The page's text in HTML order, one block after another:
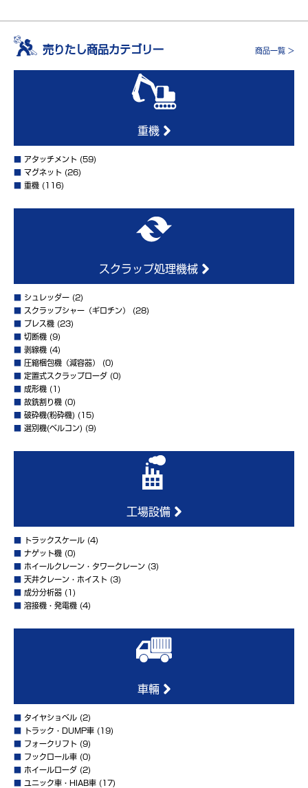
売りたし商品カテゴリー 商品一覧 >
重機
アタッチメント (59)
マグネット (26)
重機 (116)
スクラップ処理機械
シュレッダー (2)
スクラップシャー（ギロチン）
(28)
プレス機 (23)
切断機 (9)
剥線機 (4)
圧縮梱包機（減容器）
(0)
定置式スクラップローダ (0)
成形機 (1)
故銑割り機 (0)
破砕機(粉砕機) (15)
選別機(ベルコン) (9)
工場設備
トラックスケール (4)
ナゲット機 (0)
ホイールクレーン・タワークレーン (3)
天井クレーン・ホイスト (3)
成分分析器 (1)
溶接機・発電機 (4)
車輛
タイヤショベル (2)
トラック・DUMP車 (19)
フォークリフト (9)
フックロール車 (0)
ホイールローダ (2)
ユニック車・HIAB車 (17)